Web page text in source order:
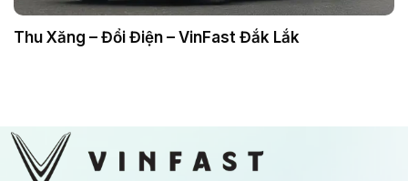
Thu Xăng – Đổi Điện – VinFast Đắk Lắk